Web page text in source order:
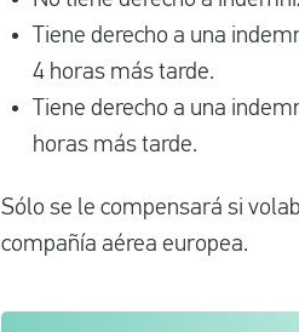
Tiene derecho a una
4 horas más tarde.
Tiene derecho a una
horas más tarde.
Sólo se le compensará si
compañía aérea europea.